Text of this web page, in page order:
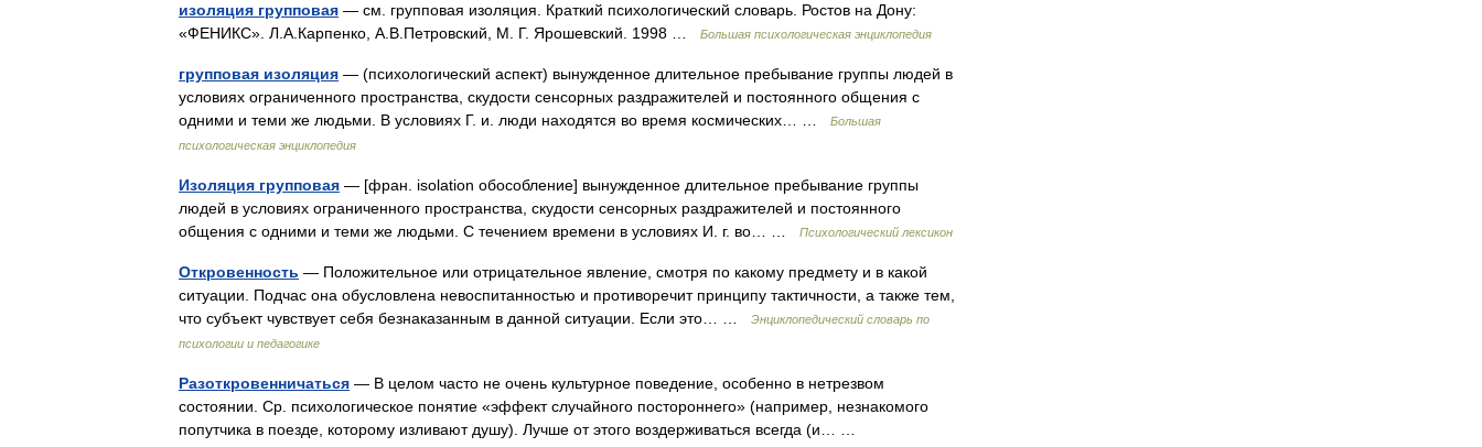
изоляция групповая — см. групповая изоляция. Краткий психологический словарь. Ростов на Дону:
«ФЕНИКС». Л.А.Карпенко, А.В.Петровский, М. Г. Ярошевский. 1998 …
Большая психологическая энциклопедия
групповая изоляция — (психологический аспект) вынужденное длительное пребывание группы людей в
условиях ограниченного пространства, скудости сенсорных раздражителей и постоянного общения с
одними и теми же людьми. В условиях Г. и. люди находятся во время космических… …
Большая
психологическая энциклопедия
Изоляция групповая — [фран. isolation обособление] вынужденное длительное пребывание группы
людей в условиях ограниченного пространства, скудости сенсорных раздражителей и постоянного
общения с одними и теми же людьми. С течением времени в условиях И. г. во… …
Психологический лексикон
Откровенность — Положительное или отрицательное явление, смотря по какому предмету и в какой
ситуации. Подчас она обусловлена невоспитанностью и противоречит принципу тактичности, а также тем,
что субъект чувствует себя безнаказанным в данной ситуации. Если это… …
Энциклопедический словарь по
психологии и педагогике
Разоткровенничаться — В целом часто не очень культурное поведение, особенно в нетрезвом
состоянии. Ср. психологическое понятие «эффект случайного постороннего» (например, незнакомого
попутчика в поезде, которому изливают душу). Лучше от этого воздерживаться всегда (и… …